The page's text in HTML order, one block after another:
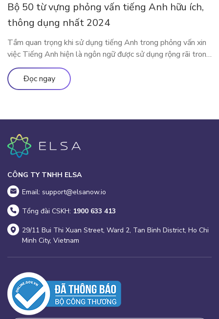
Bộ 50 từ vựng phỏng vấn tiếng Anh hữu ích,
thông dụng nhất 2024
Tầm quan trọng khi sử dụng tiếng Anh trong phỏng vấn xin
việc Tiếng Anh hiện là ngôn ngữ được sử dụng rộng rãi trong
cả giao tiếp đời sống cũng như trong công việc. Rất nhiều các
doanh nghiệp đã liệt kê tiếng Anh như một yêu cầu quan
trọng trong bản mô tả […]
Đọc ngay
CÔNG TY TNHH ELSA
Email: support@elsanow.io
Tổng đài CSKH: 1900 633 413
29/11 Bui Thi Xuan Street, Ward 2, Tan Binh District, Ho Chi
Minh City, Vietnam